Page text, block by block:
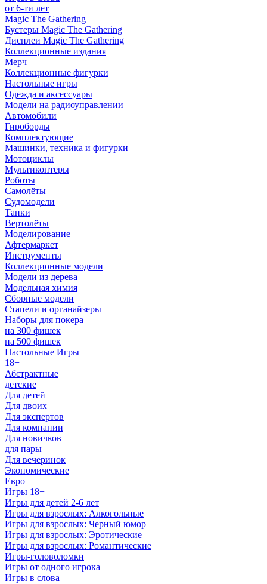
от 6-ти лет
Magic The Gathering
Бустеры Magic The Gathering
Дисплеи Magic The Gathering
Коллекционные издания
Мерч
Коллекционные фигурки
Настольные игры
Одежда и аксессуары
Модели на радиоуправлении
Автомобили
Гироборды
Комплектующие
Машинки, техника и фигурки
Мотоциклы
Мультикоптеры
Роботы
Самолёты
Судомодели
Танки
Вертолёты
Моделирование
Афтермаркет
Инструменты
Коллекционные модели
Модели из дерева
Модельная химия
Сборные модели
Стапели и органайзеры
Наборы для покера
на 300 фишек
на 500 фишек
Настольные Игры
18+
Абстрактные
детские
Для детей
Для двоих
Для экспертов
Для компании
Для новичков
для пары
Для вечеринок
Экономические
Евро
Игры 18+
Игры для детей 2-6 лет
Игры для взрослых: Алкогольные
Игры для взрослых: Черный юмор
Игры для взрослых: Эротические
Игры для взрослых: Романтические
Игры-головоломки
Игры от одного игрока
Игры в слова